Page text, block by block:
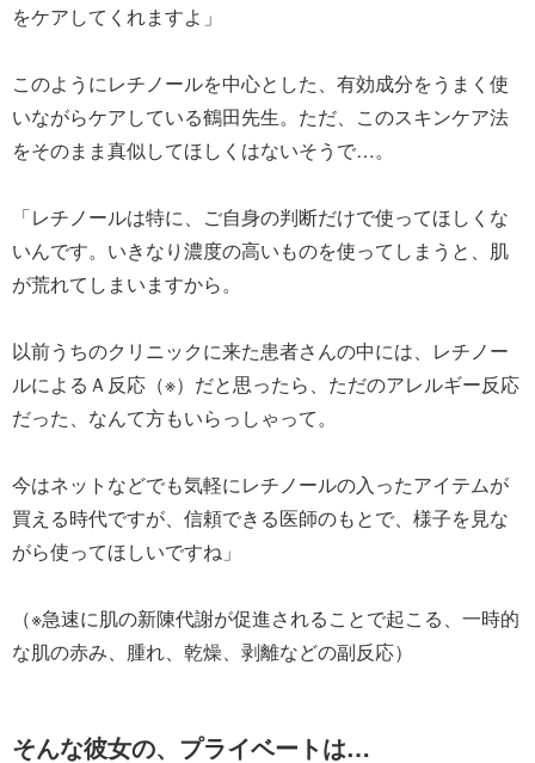
をケアしてくれますよ」
このようにレチノールを中心とした、有効成分をうまく使
いながらケアしている鶴田先生。ただ、このスキンケア法
をそのまま真似してほしくはないそうで…。
「レチノールは特に、ご自身の判断だけで使ってほしくな
いんです。いきなり濃度の高いものを使ってしまうと、肌
が荒れてしまいますから。
以前うちのクリニックに来た患者さんの中には、レチノー
ルによるＡ反応（※）だと思ったら、ただのアレルギー反応
だった、なんて方もいらっしゃって。
今はネットなどでも気軽にレチノールの入ったアイテムが
買える時代ですが、信頼できる医師のもとで、様子を見な
がら使ってほしいですね」
（※急速に肌の新陳代謝が促進されることで起こる、一時的
な肌の赤み、腫れ、乾燥、剥離などの副反応）
そんな彼女の、プライベートは…